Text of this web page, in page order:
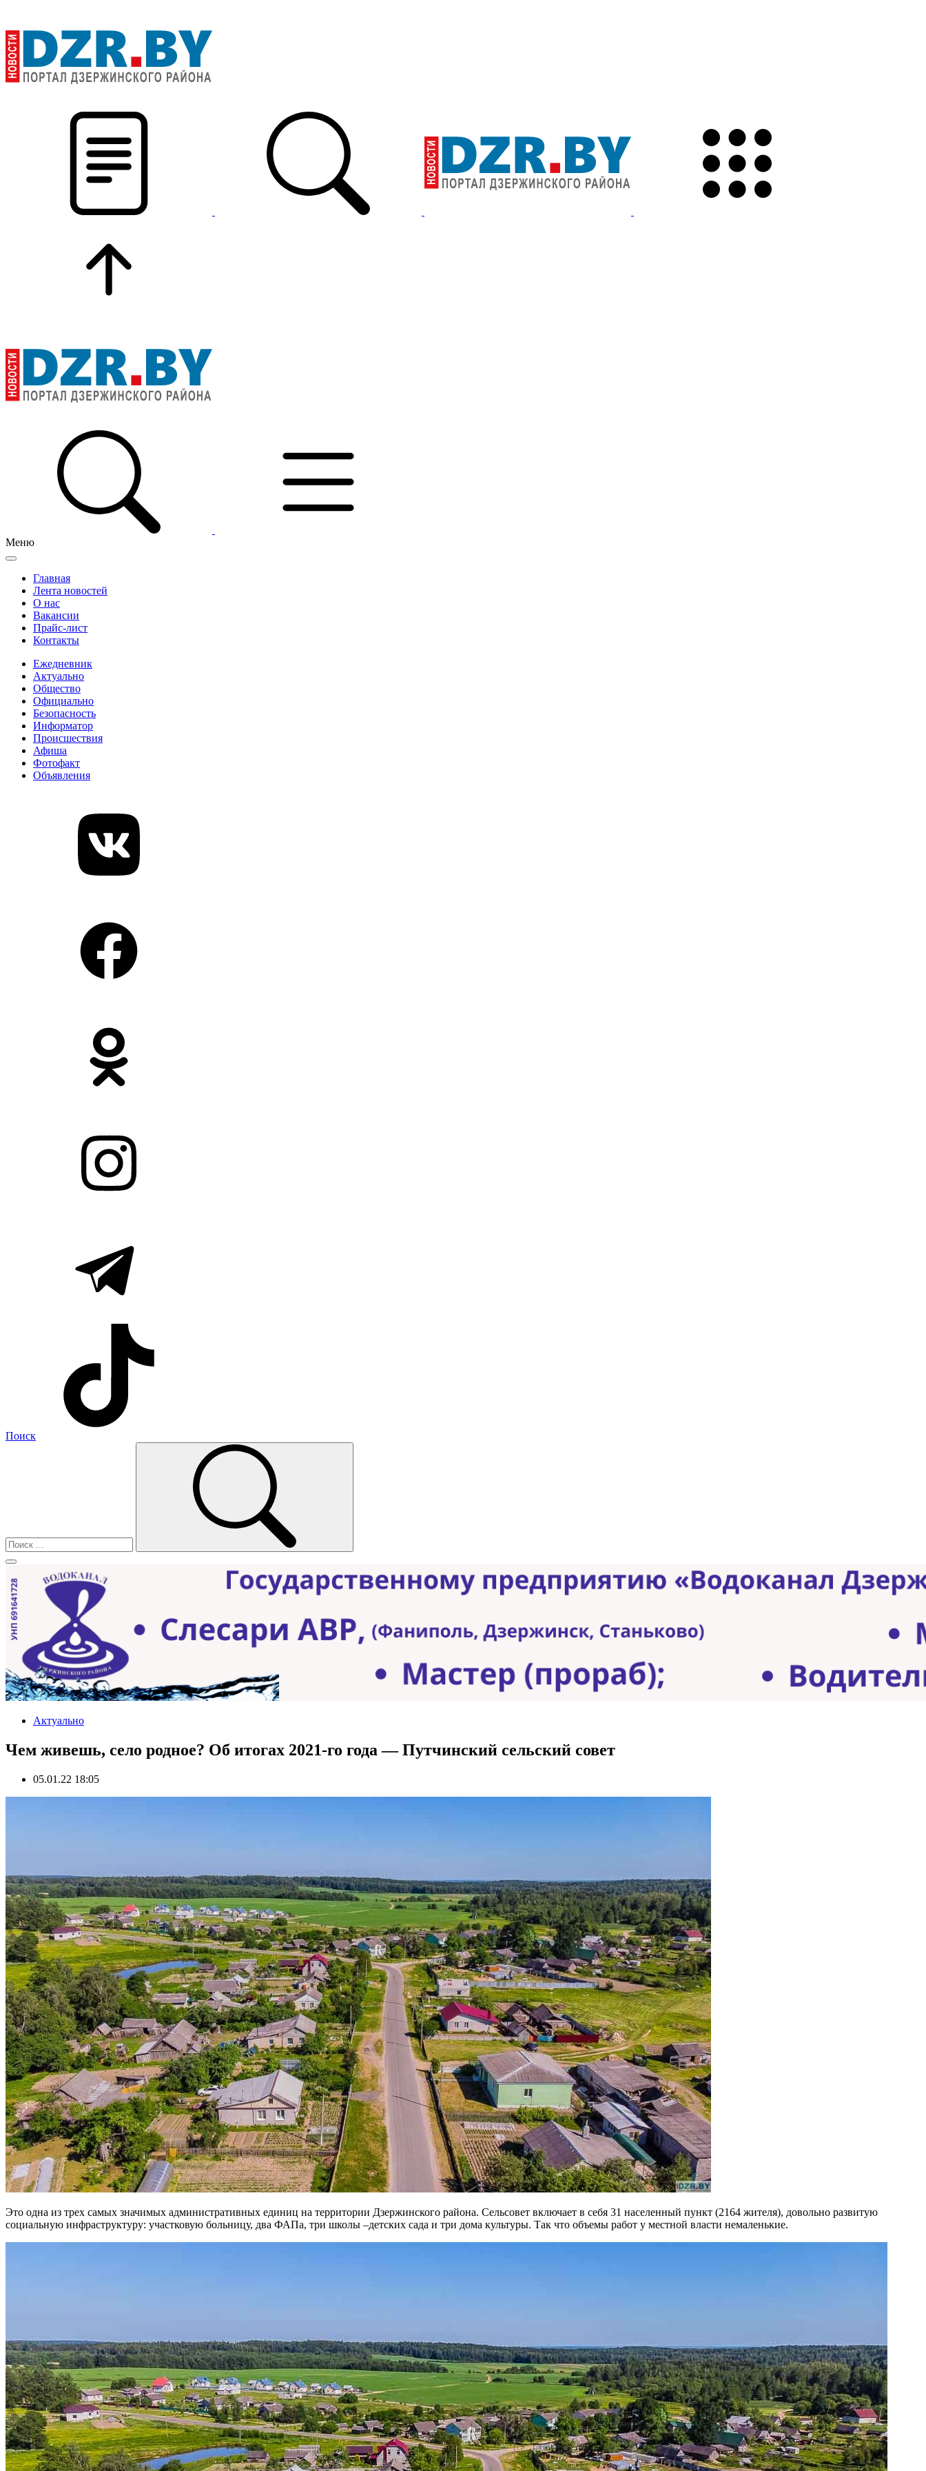
Меню
Главная
Лента новостей
О нас
Вакансии
Прайс-лист
Контакты
Ежедневник
Актуально
Общество
Официально
Безопасность
Информатор
Происшествия
Афиша
Фотофакт
Объявления
Поиск
Актуально
Чем живешь, село родное? Об итогах 2021-го года — Путчинский сельский совет
05.01.22 18:05
Это одна из трех самых значимых административных единиц на территории Дзержинского района. Сельсовет включает в себя 31 населенный пункт (2164 жителя), довольно развитую
социальную инфраструктуру: участковую больницу, два ФАПа, три школы –детских сада и три дома культуры. Так что объемы работ у местной власти немаленькие.